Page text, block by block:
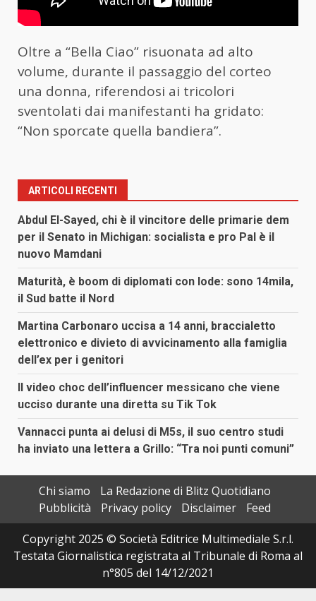
Oltre a “Bella Ciao” risuonata ad alto
volume, durante il passaggio del corteo
una donna, riferendosi ai tricolori
sventolati dai manifestanti ha gridato:
“Non sporcate quella bandiera”.
ARTICOLI RECENTI
Abdul El-Sayed, chi è il vincitore delle primarie dem
per il Senato in Michigan: socialista e pro Pal è il
nuovo Mamdani
Maturità, è boom di diplomati con lode: sono 14mila,
il Sud batte il Nord
Martina Carbonaro uccisa a 14 anni, braccialetto
elettronico e divieto di avvicinamento alla famiglia
dell’ex per i genitori
Il video choc dell’influencer messicano che viene
ucciso durante una diretta su Tik Tok
Vannacci punta ai delusi di M5s, il suo centro studi
ha inviato una lettera a Grillo: “Tra noi punti comuni”
Chi siamo
La Redazione di Blitz Quotidiano
Pubblicità
Privacy policy Disclaimer
Feed
Copyright 2025 © Società Editrice Multimediale S.r.l.
Testata Giornalistica registrata al Tribunale di Roma al
n°805 del 14/12/2021